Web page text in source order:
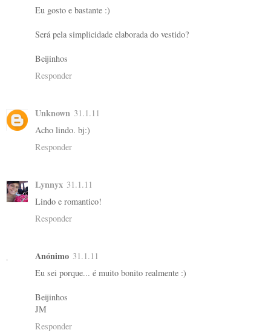
Eu gosto e bastante :)
Será pela simplicidade elaborada do vestido?
Beijinhos
Responder
Unknown 31.1.11
Acho lindo. bj:)
Responder
Lynnyx 31.1.11
Lindo e romantico!
Responder
Anónimo 31.1.11
Eu sei porque... é muito bonito realmente :)
Beijinhos
JM
Responder